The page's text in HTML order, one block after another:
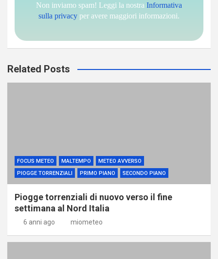
Non inviamo spam! Leggi la nostra Informativa
sulla privacy per avere maggiori informazioni.
Related Posts
FOCUS METEO MALTEMPO
METEO AVVERSO
PIOGGE TORRENZIALI
PRIMO PIANO SECONDO PIANO
Piogge torrenziali di nuovo verso il fine
settimana al Nord Italia
6 anni ago miometeo